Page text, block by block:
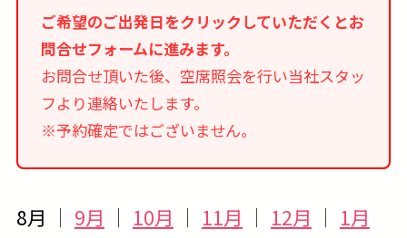
ご希望のご出発日をクリックしていただくとお
問合せフォームに進みます。
お問合せ頂いた後、空席照会を行い当社スタッ
フより連絡いたします。
※予約確定ではございません。
8月 ｜ 9月 ｜ 10月 ｜ 11月 ｜ 12月 ｜ 1月